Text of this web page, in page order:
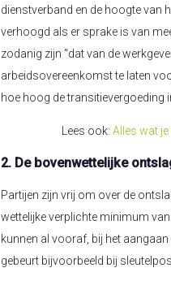
dienstverband en de hoogte van
verhoogd als er sprake is van
zodanig zijn "dat van de
arbeidsovereenkomst te laten
hoe hoog de transitievergoeding
Lees ook: Alles wat
2. De bovenwettelijke
Partijen zijn vrij om over de
wettelijke verplichte minimum
kunnen al vooraf, bij het
gebeurt bijvoorbeeld bij